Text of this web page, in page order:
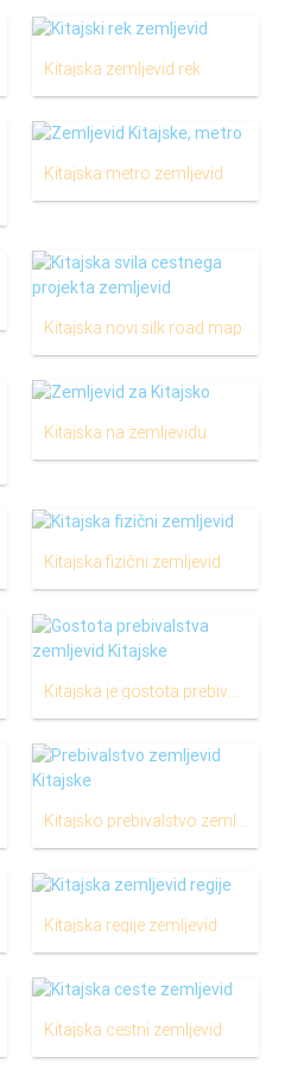
Kitajska zemljevid rek
Kitajska metro zemljevid
Kitajska novi silk road map
Kitajska na zemljevidu
Kitajska fizični zemljevid
Kitajska je gostota prebivalstva zemljevid
Kitajsko prebivalstvo zemljevid
Kitajska regije zemljevid
Kitajska cestni zemljevid